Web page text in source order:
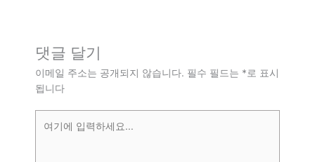
댓글 달기
이메일 주소는 공개되지 않습니다. 필수 필드는 *로 표시
됩니다